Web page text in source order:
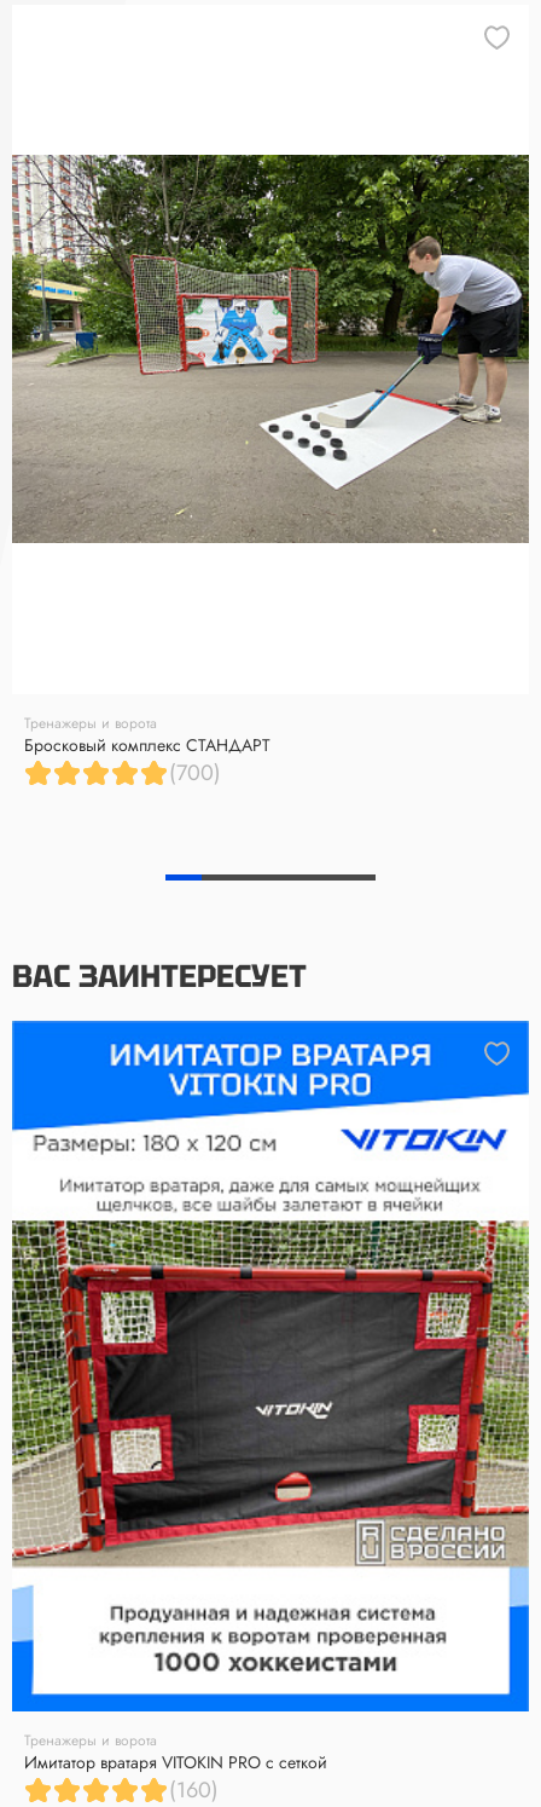
Тренажеры и ворота
Бросковый комплекс СТАНДАРТ
(700)
ВАС ЗАИНТЕРЕСУЕТ
Тренажеры и ворота
Имитатор вратаря VITOKIN PRO с сеткой
(160)